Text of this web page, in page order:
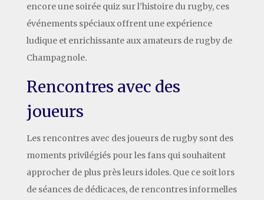
encore une soirée quiz sur l’histoire du rugby, ces
événements spéciaux offrent une expérience
ludique et enrichissante aux amateurs de rugby de
Champagnole.
Rencontres avec des
joueurs
Les rencontres avec des joueurs de rugby sont des
moments privilégiés pour les fans qui souhaitent
approcher de plus près leurs idoles. Que ce soit lors
de séances de dédicaces, de rencontres informelles